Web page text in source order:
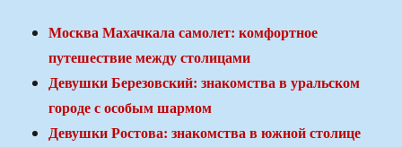
Москва Махачкала самолет: комфортное
путешествие между столицами
Девушки Березовский: знакомства в уральском
городе с особым шармом
Девушки Ростова: знакомства в южной столице